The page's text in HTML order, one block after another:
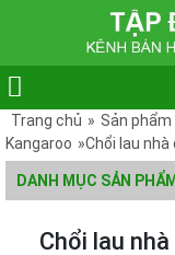
Trang chủ » Sản phẩm
Kangaroo »Chổi lau nhà
DANH MỤC SẢN PHẨM
Chổi lau